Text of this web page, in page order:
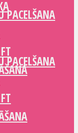
PACELŠANA
PACELŠANA